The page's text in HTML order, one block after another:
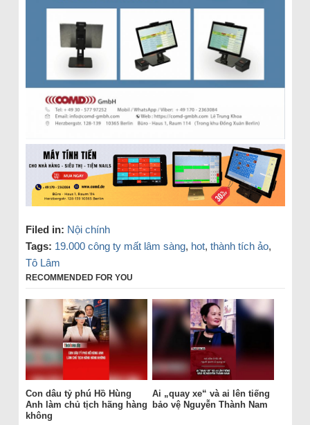
Filed in: Nội chính
Tags: 19.000 công ty mất lâm sàng, hot, thành tích ảo,
Tô Lâm
RECOMMENDED FOR YOU
Con dâu tỷ phú Hồ Hùng
Anh làm chủ tịch hãng hàng
không
Ai „quay xe“ và ai lên tiếng
bảo vệ Nguyễn Thành Nam